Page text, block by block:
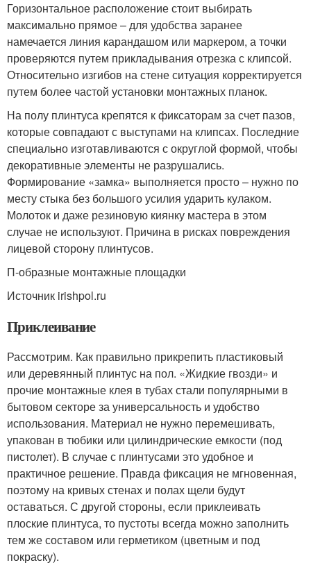
Горизонтальное расположение стоит выбирать
максимально прямое – для удобства заранее
намечается линия карандашом или маркером, а точки
проверяются путем прикладывания отрезка с клипсой.
Относительно изгибов на стене ситуация корректируется
путем более частой установки монтажных планок.
На полу плинтуса крепятся к фиксаторам за счет пазов,
которые совпадают с выступами на клипсах. Последние
специально изготавливаются с округлой формой, чтобы
декоративные элементы не разрушались.
Формирование «замка» выполняется просто – нужно по
месту стыка без большого усилия ударить кулаком.
Молоток и даже резиновую киянку мастера в этом
случае не используют. Причина в рисках повреждения
лицевой сторону плинтусов.
П-образные монтажные площадки
Источник irishpol.ru
Приклеивание
Рассмотрим. Как правильно прикрепить пластиковый
или деревянный плинтус на пол. «Жидкие гвозди» и
прочие монтажные клея в тубах стали популярными в
бытовом секторе за универсальность и удобство
использования. Материал не нужно перемешивать,
упакован в тюбики или цилиндрические емкости (под
пистолет). В случае с плинтусами это удобное и
практичное решение. Правда фиксация не мгновенная,
поэтому на кривых стенах и полах щели будут
оставаться. С другой стороны, если приклеивать
плоские плинтуса, то пустоты всегда можно заполнить
тем же составом или герметиком (цветным и под
покраску).